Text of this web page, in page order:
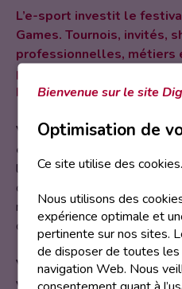
L’e-sport investit le
Games. Tournois, invités,
professionnelles, métiers
programme. A retrouver
Paris Expo Porte de
Vous souhaitez travailler
expansion ?
l’e-sport afin d’en découvrir
compétiteur à caster en
manager, le data analyst, le
d’événement.
Vous aimez suivre les plus
votre jeu préféré ?Des
Bienvenue sur le site
Optimisation de
Ce site utilise des cookies.
Nous utilisons des
expérience optimale et
pertinente sur nos sites.
de disposer de toutes
navigation Web. Nous